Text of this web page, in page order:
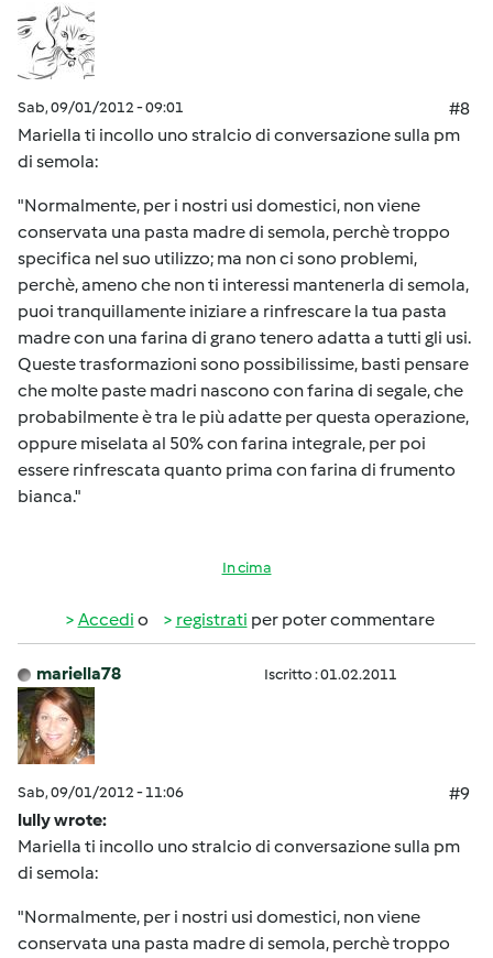
Sab, 09/01/2012 - 09:01
#8
Mariella ti incollo uno stralcio di conversazione sulla pm
di semola:
"Normalmente, per i nostri usi domestici, non viene
conservata una pasta madre di semola, perchè troppo
specifica nel suo utilizzo; ma non ci sono problemi,
perchè, ameno che non ti interessi mantenerla di semola,
puoi tranquillamente iniziare a rinfrescare la tua pasta
madre con una farina di grano tenero adatta a tutti gli usi.
Queste trasformazioni sono possibilissime, basti pensare
che molte paste madri nascono con farina di segale, che
probabilmente è tra le più adatte per questa operazione,
oppure miselata al 50% con farina integrale, per poi
essere rinfrescata quanto prima con farina di frumento
bianca."
In cima
Accedi o registrati per poter commentare
mariella78 Iscritto : 01.02.2011
Sab, 09/01/2012 - 11:06
#9
lully wrote:
Mariella ti incollo uno stralcio di conversazione sulla pm
di semola:
"Normalmente, per i nostri usi domestici, non viene
conservata una pasta madre di semola, perchè troppo